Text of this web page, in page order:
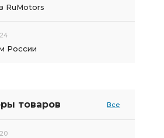
RuMotors
России
товаров Все